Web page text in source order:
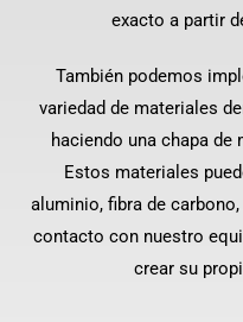
exacto a partir
También podemos
variedad de materiales
haciendo una chapa de
Estos materiales
aluminio, fibra de
contacto con nuestro
crear su